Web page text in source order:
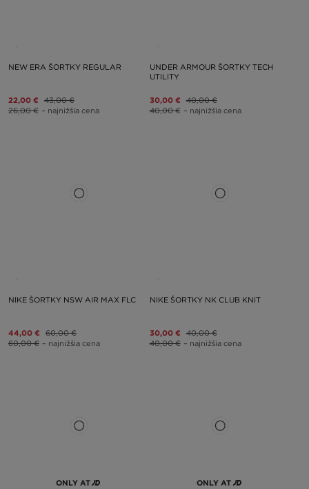
NEW ERA ŠORTKY REGULAR
22,00 € 43,00 €
26,00 € – najnižšia cena
UNDER ARMOUR ŠORTKY TECH
UTILITY
30,00 € 40,00 €
40,00 € – najnižšia cena
NIKE ŠORTKY NSW AIR MAX FLC
44,00 € 60,00 €
60,00 € – najnižšia cena
NIKE ŠORTKY NK CLUB KNIT
30,00 € 40,00 €
40,00 € – najnižšia cena
ONLY AT ONLY AT